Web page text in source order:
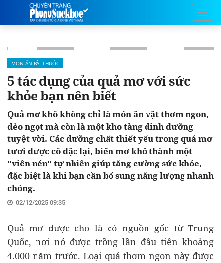
MÓN ĂN BÀI THUỐC
5 tác dụng của quả mơ với sức
khỏe bạn nên biết
Quả mơ khô không chỉ là món ăn vặt thơm ngon,
dẻo ngọt mà còn là một kho tàng dinh dưỡng
tuyệt vời. Các dưỡng chất thiết yếu trong quả mơ
tươi được cô đặc lại, biến mơ khô thành một
"viên nén" tự nhiên giúp tăng cường sức khỏe,
đặc biệt là khi bạn cần bổ sung năng lượng nhanh
chóng.
02/12/2025 09:35
Quả mơ được cho là có nguồn gốc từ Trung
Quốc, nơi nó được trồng lần đầu tiên khoảng
4.000 năm trước. Loại quả thơm ngon này được